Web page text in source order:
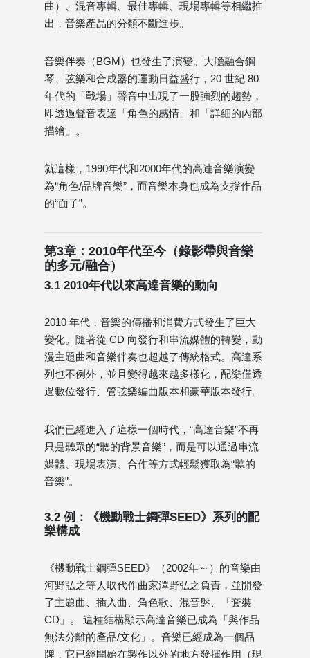
曲）、混音專輯、最佳專輯、現場專輯等相繼推
出，音樂產品的分類不斷進步。
音樂伴奏（BGM）也發生了演變。大膽融合鋼
琴、弦樂和合成器的運動日益盛行，20 世紀 80
年代的「戰場」聲音中出現了一股強烈的趨勢，
即透過聲音表達「角色的感情」和「詳細的內部
描繪」。
就這樣，1990年代和2000年代的高達音樂演變
為“角色/品牌音樂”，而音樂本身也成為支撐作品
的“面子”。
第3章：2010年代至今（錄影帶與音樂
的多元/融合）
3.1 2010年代以來高達音樂的動向
2010 年代，音樂的傳播和消費方式發生了巨大
變化。隨著從 CD 向發行和串流媒體的轉變，動
漫主題曲和音樂伴奏也超越了傳統格式。高達系
列也不例外，並且變得越來越多樣化，配樂僅透
過數位發行、管弦樂編曲版本和豪華版本發行。
我們已經進入了這樣一個時代，“高達音樂”不再
只是聽眾的“聽的背景音樂”，而是可以通過串流
媒體、現場表演、合作等方式輕鬆獲取為“聽的
音樂”。
3.2 例：《機動戰士鋼彈SEED》系列的配
樂構成
《機動戰士鋼彈SEED》（2002年～）的音樂由
河野弘之等人取代作曲家澤野弘之負責，並開發
了主題曲、插入曲、角色歌、混音盤、「套裝
CD」。 這種結構顯示高達音樂已成為「與作品
無法分離的產品/文化」。音樂已經成為一個品
牌，它已經開始在製作以外的地方發揮作用（現